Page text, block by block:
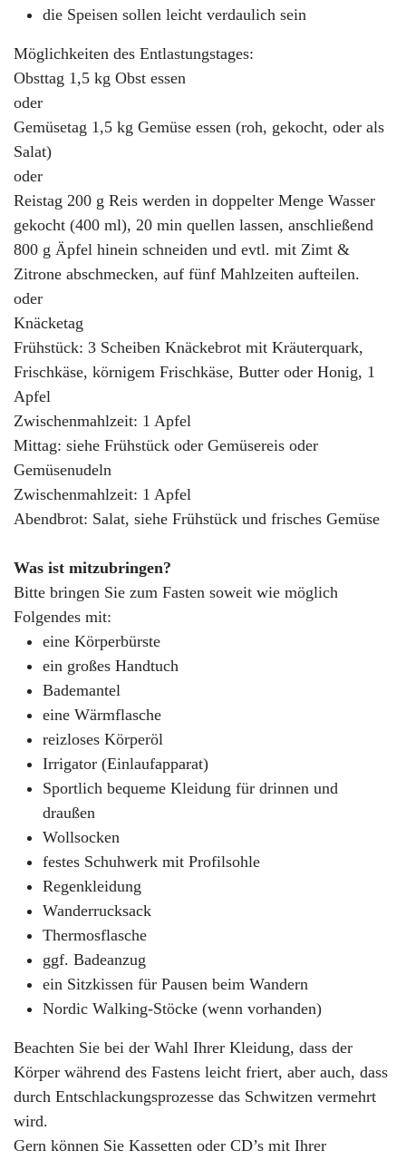
die Speisen sollen leicht verdaulich sein
Möglichkeiten des Entlastungstages:
Obsttag 1,5 kg Obst essen
oder
Gemüsetag 1,5 kg Gemüse essen (roh, gekocht, oder als
Salat)
oder
Reistag 200 g Reis werden in doppelter Menge Wasser
gekocht (400 ml), 20 min quellen lassen, anschließend
800 g Äpfel hinein schneiden und evtl. mit Zimt &
Zitrone abschmecken, auf fünf Mahlzeiten aufteilen.
oder
Knäcketag
Frühstück: 3 Scheiben Knäckebrot mit Kräuterquark,
Frischkäse, körnigem Frischkäse, Butter oder Honig, 1
Apfel
Zwischenmahlzeit: 1 Apfel
Mittag: siehe Frühstück oder Gemüsereis oder
Gemüsenudeln
Zwischenmahlzeit: 1 Apfel
Abendbrot: Salat, siehe Frühstück und frisches Gemüse
Was ist mitzubringen?
Bitte bringen Sie zum Fasten soweit wie möglich
Folgendes mit:
eine Körperbürste
ein großes Handtuch
Bademantel
eine Wärmflasche
reizloses Körperöl
Irrigator (Einlaufapparat)
Sportlich bequeme Kleidung für drinnen und
draußen
Wollsocken
festes Schuhwerk mit Profilsohle
Regenkleidung
Wanderrucksack
Thermosflasche
ggf. Badeanzug
ein Sitzkissen für Pausen beim Wandern
Nordic Walking-Stöcke (wenn vorhanden)
Beachten Sie bei der Wahl Ihrer Kleidung, dass der
Körper während des Fastens leicht friert, aber auch, dass
durch Entschlackungsprozesse das Schwitzen vermehrt
wird.
Gern können Sie Kassetten oder CD’s mit Ihrer